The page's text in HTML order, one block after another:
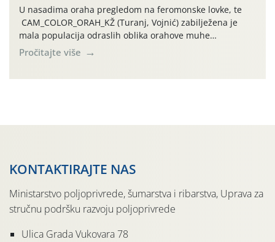
U nasadima oraha pregledom na feromonske lovke, te
CAM_COLOR_ORAH_KŽ (Turanj, Vojnić) zabilježena je
mala populacija odraslih oblika orahove muhe
(Rhagoletis completa). Niska brojnost može se objasniti
činjenicom da je riječ o mladim nasadima s vrlo malim
Pročitajte više
KONTAKTIRAJTE NAS
Ministarstvo poljoprivrede, šumarstva i ribarstva, Uprava za
stručnu podršku razvoju poljoprivrede
Ulica Grada Vukovara 78